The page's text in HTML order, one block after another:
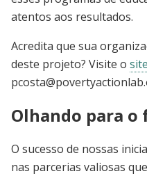
atentos aos resultados.
Acredita que sua
deste projeto? Visite o site
Olhando para
O sucesso de nossas
nas parcerias valiosas